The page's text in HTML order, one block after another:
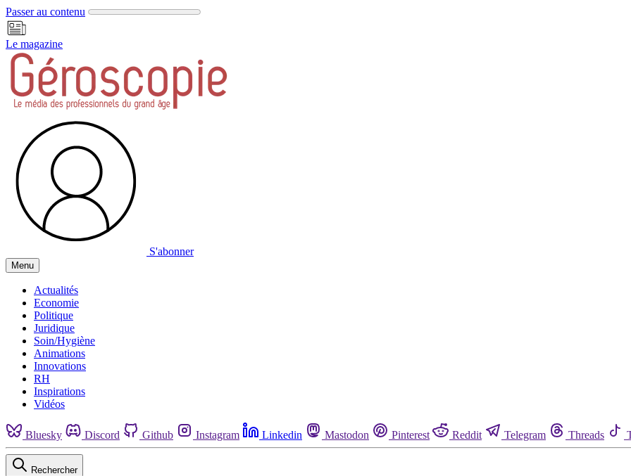
Passer au contenu
Le magazine
S'abonner
Menu
Actualités
Economie
Politique
Juridique
Soin/Hygiène
Animations
Innovations
RH
Inspirations
Vidéos
Bluesky Discord Github Instagram Linkedin Mastodon Pinterest Reddit Telegram Threads
Rechercher
Panneau de gestion des cookies